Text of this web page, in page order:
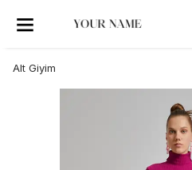
Alt Giyim